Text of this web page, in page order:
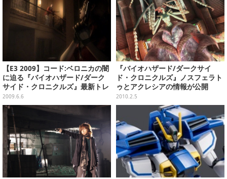
【E3 2009】コード:ベロニカの闇
に迫る『バイオハザード/ダーク
サイド・クロニクルズ』最新トレ
イラーを掲載
2009.6.6
『バイオハザード/ダークサイ
ド・クロニクルズ』ノスフェラト
ゥとアクレシアの情報が公開
2010.2.5